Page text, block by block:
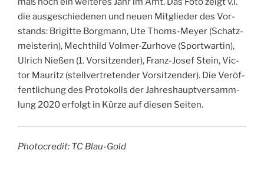
die aus­ge­schie­de­nen und neu­en Mit­glie­der des Vor­
stands: Bri­git­te Borg­mann, Ute Thoms-Mey­er (Schatz­
meis­te­rin), Mecht­hild Vol­mer-Zur­ho­ve (Sport­war­tin),
Ulrich Nie­ßen (1. Vor­sit­zen­der), Franz-Josef Stein, Vic­
tor Mau­ritz (stell­ver­tre­ten­der Vor­sit­zen­der). Die Ver­öf­
fent­li­chung des Pro­to­kolls der Jah­res­haupt­ver­samm­
lung 2020 erfolgt in Kür­ze auf die­sen Seiten.
Pho­to­credit: TC Blau-Gold